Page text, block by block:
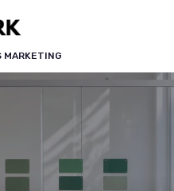
MARKETING